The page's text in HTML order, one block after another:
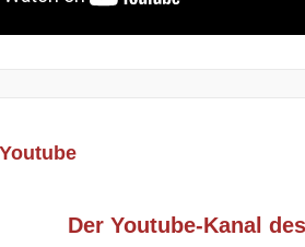
Der Youtube-Kanal